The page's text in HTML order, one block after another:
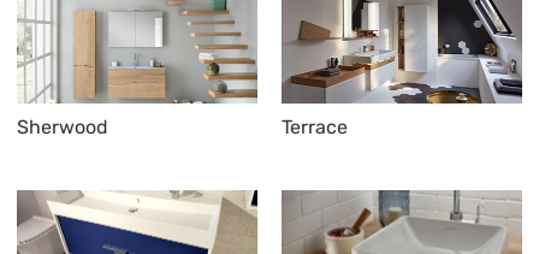
Sherwood Terrace